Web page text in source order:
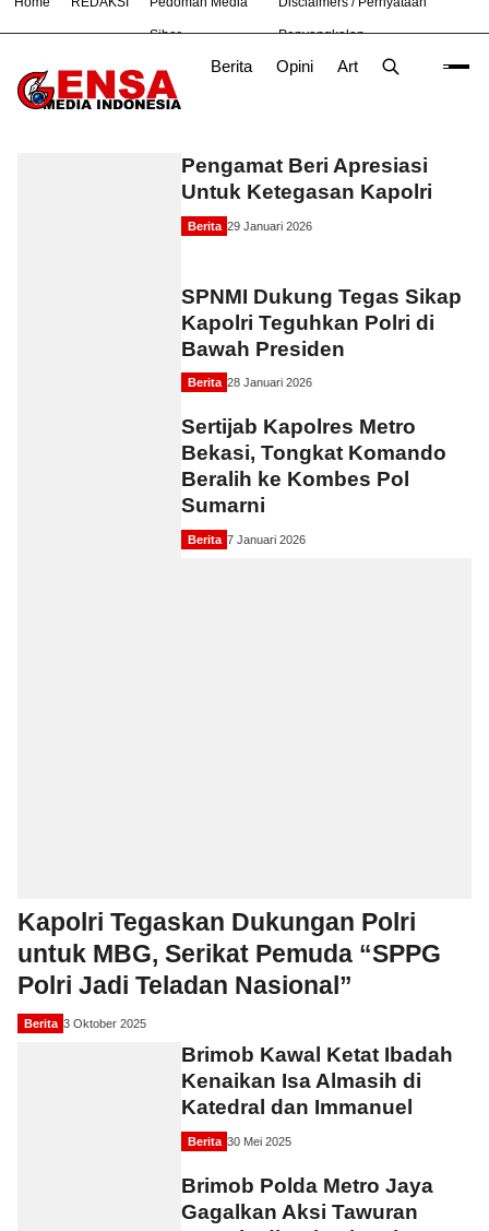
Siber Penyangkalan
Berita Opini Artikel
# Nasional News OLAHRAGA TNI
Kapolri
Pengamat Beri Apresiasi
Untuk Ketegasan Kapolri
Berita 29 Januari 2026
SPNMI Dukung Tegas Sikap
Kapolri Teguhkan Polri di
Bawah Presiden
Berita 28 Januari 2026
Sertijab Kapolres Metro
Bekasi, Tongkat Komando
Beralih ke Kombes Pol
Sumarni
Berita 7 Januari 2026
Kapolri Tegaskan Dukungan Polri
untuk MBG, Serikat Pemuda “SPPG
Polri Jadi Teladan Nasional”
Berita 3 Oktober 2025
Brimob Kawal Ketat Ibadah
Kenaikan Isa Almasih di
Katedral dan Immanuel
Berita 30 Mei 2025
Brimob Polda Metro Jaya
Gagalkan Aksi Tawuran